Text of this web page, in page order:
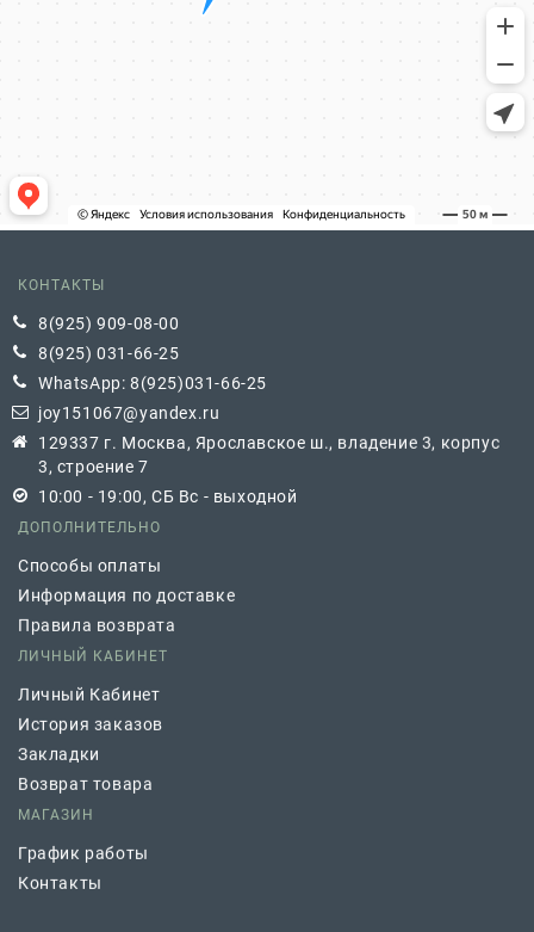
КОНТАКТЫ
8(925) 909-08-00
8(925) 031-66-25
WhatsApp: 8(925)031-66-25
joy151067@yandex.ru
129337 г. Москва, Ярославское ш., владение 3, корпус
3, строение 7
10:00 - 19:00, СБ Вс - выходной
ДОПОЛНИТЕЛЬНО
Способы оплаты
Информация по доставке
Правила возврата
ЛИЧНЫЙ КАБИНЕТ
Личный Кабинет
История заказов
Закладки
Возврат товара
МАГАЗИН
График работы
Контакты